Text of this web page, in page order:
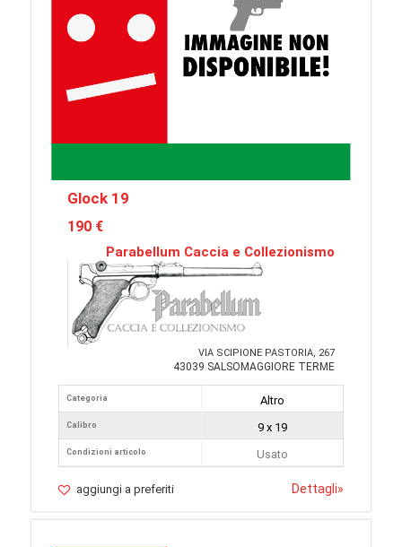
Glock 19
190 €
Parabellum Caccia e Collezionismo
VIA SCIPIONE PASTORIA, 267
43039 SALSOMAGGIORE TERME
Categoria
Calibro
Condizioni articolo
Altro
9 x 19
Usato
aggiungi a preferiti Dettagli»